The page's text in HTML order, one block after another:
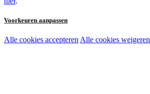
Voorkeuren aanpassen
Noodzakelijke cookies:
Alle cookies accepteren Alle cookies weigeren